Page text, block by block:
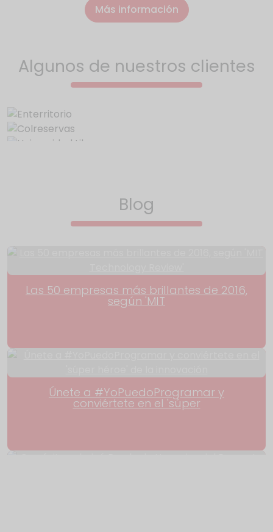
Más información
Algunos de nuestros clientes
Blog
Las 50 empresas más brillantes de 2016,
según 'MIT
Únete a #YoPuedoProgramar y
conviértete en el 'súper